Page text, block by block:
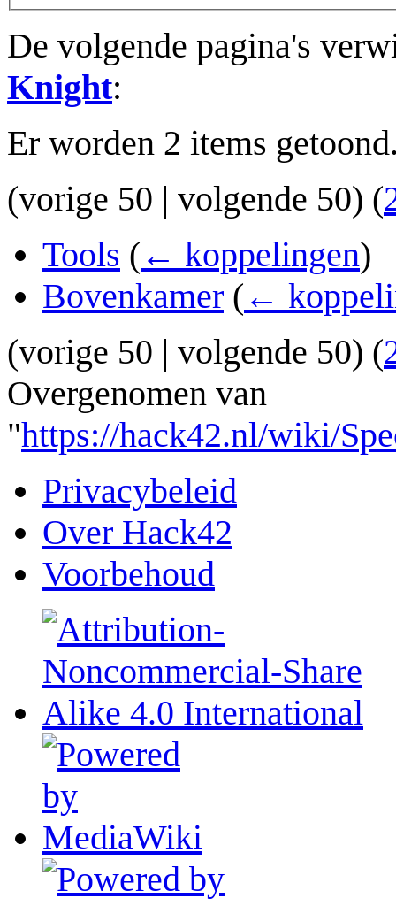
De volgende pagina's
Knight:
Er worden 2 items
(vorige 50 | volgende 50) (
Tools ( ← koppelingen)
Bovenkamer ( ←
(vorige 50 | volgende 50) (
Overgenomen van
"https://hack42.nl/wiki/
Privacybeleid
Over Hack42
Voorbehoud